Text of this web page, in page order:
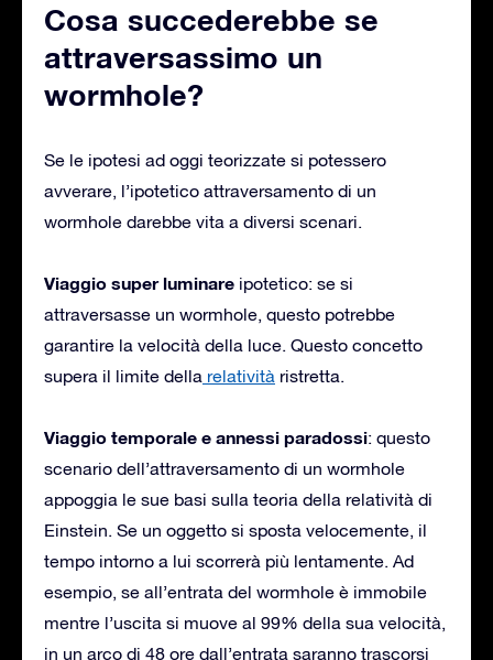
Cosa succederebbe se
attraversassimo un
wormhole?
Se le ipotesi ad oggi teorizzate si potessero
avverare, l’ipotetico attraversamento di un
wormhole darebbe vita a diversi scenari.
Viaggio super luminare ipotetico: se si
attraversasse un wormhole, questo potrebbe
garantire la velocità della luce. Questo concetto
supera il limite della relatività ristretta.
Viaggio temporale e annessi paradossi: questo
scenario dell’attraversamento di un wormhole
appoggia le sue basi sulla teoria della relatività di
Einstein. Se un oggetto si sposta velocemente, il
tempo intorno a lui scorrerà più lentamente. Ad
esempio, se all’entrata del wormhole è immobile
mentre l’uscita si muove al 99% della sua velocità,
in un arco di 48 ore dall’entrata saranno trascorsi